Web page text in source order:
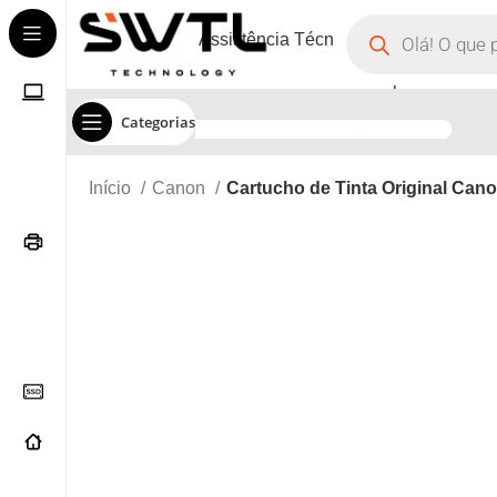
Categorias
Assistência Técnica
Início Canon Cartucho de Tinta Original